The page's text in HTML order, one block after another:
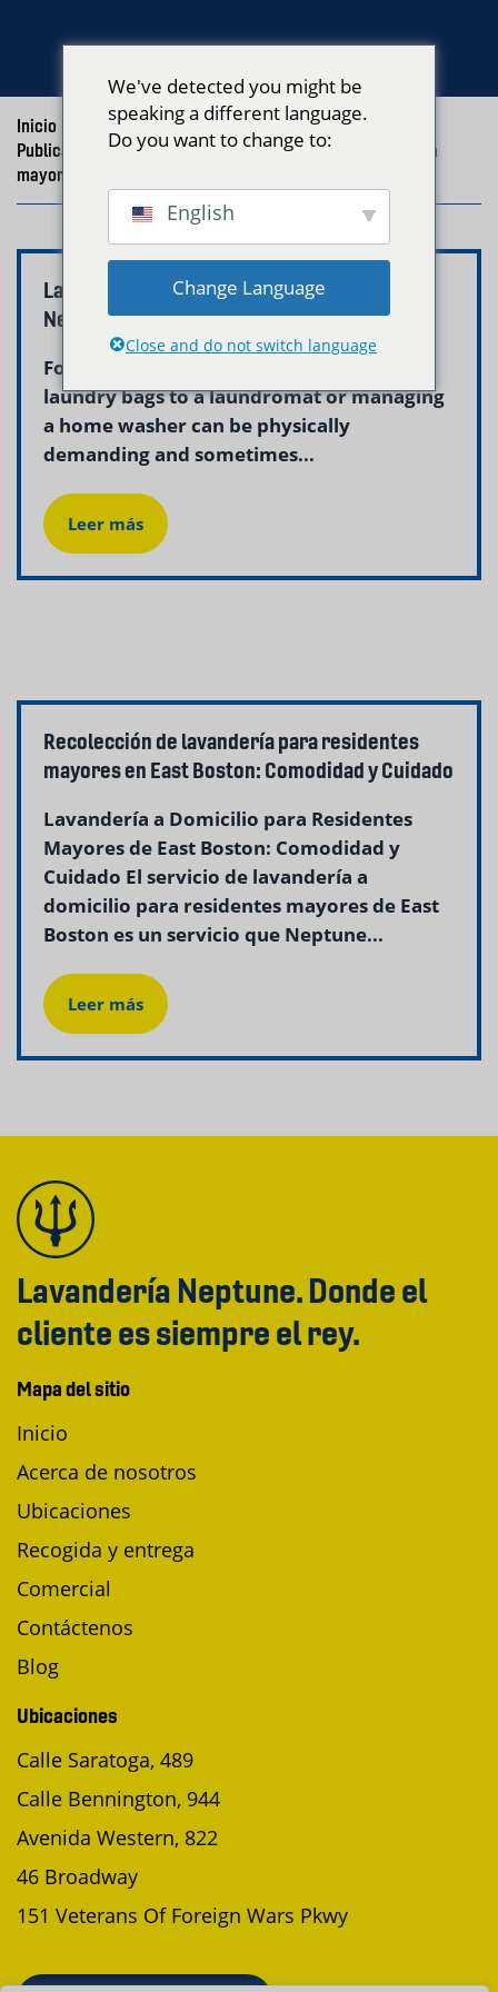
Inicio
/
Publicaciones con la etiqueta "servicio de lavandería para
mayores"
Laundry Pickup for Seniors Boston MA |
Neptune Laundry
For seniors in Boston, carrying heavy
laundry bags to a laundromat or managing
a home washer can be physically
demanding and sometimes...
Leer más
Recolección de lavandería para residentes
mayores en East Boston: Comodidad y Cuidado
Lavandería a Domicilio para Residentes
Mayores de East Boston: Comodidad y
Cuidado El servicio de lavandería a
domicilio para residentes mayores de East
Boston es un servicio que Neptune...
Leer más
Lavandería Neptune. Donde el
cliente es siempre el rey.
Mapa del sitio
Inicio
Acerca de nosotros
Ubicaciones
Recogida y entrega
Comercial
Contáctenos
Blog
Ubicaciones
Calle Saratoga, 489
Calle Bennington, 944
Avenida Western, 822
46 Broadway
151 Veterans Of Foreign Wars Pkwy
We've detected you might be
speaking a different language.
Do you want to change to:
English
Change Language
Close and do not switch language